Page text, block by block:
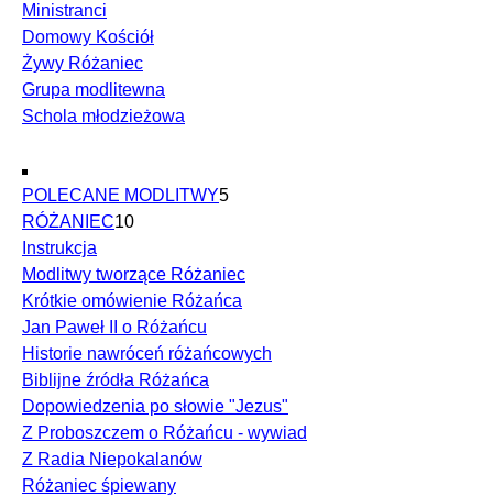
Ministranci
Domowy Kościół
Żywy Różaniec
Grupa modlitewna
Schola młodzieżowa
POLECANE MODLITWY5
RÓŻANIEC10
Instrukcja
Modlitwy tworzące Różaniec
Krótkie omówienie Różańca
Jan Paweł II o Różańcu
Historie nawróceń różańcowych
Biblijne źródła Różańca
Dopowiedzenia po słowie "Jezus"
Z Proboszczem o Różańcu - wywiad
Z Radia Niepokalanów
Różaniec śpiewany